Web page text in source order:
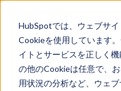
HubSpotでは、ウェブサ
Cookieを使用しています
イトとサービスを正しく
の他のCookieは任意で、
用状況の分析など、ウェ